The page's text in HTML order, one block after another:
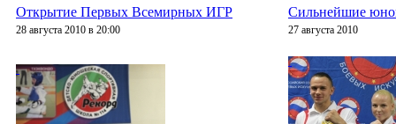
Открытие Первых Всемирных ИГР
28 августа 2010 в 20:00
Сильнейшие
27 августа 2010